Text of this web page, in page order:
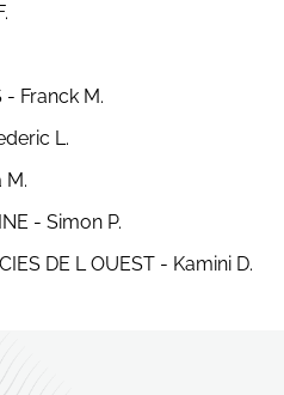
- Franck M.
L.
M.
- Simon P.
DE L OUEST - Kamini D.